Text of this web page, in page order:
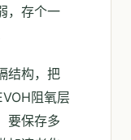
，存个一
结构，把
阻氧层
要保存多